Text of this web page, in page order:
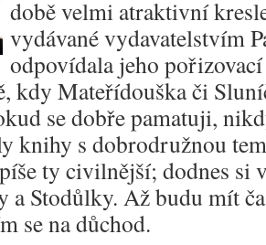
době velmi atraktivní
vydávané vydavatelstvím
odpovídala jeho
kdy Mateřídouška či
se dobře pamatuji,
knihy s dobrodružnou
ty civilnější; dodnes si
Stodůlky. Až budu mít
se na důchod.